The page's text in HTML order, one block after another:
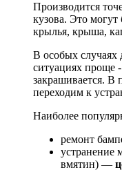
Производится
кузова. Это
крылья, крыша,
В особых случаях
ситуациях проще
закрашивается. В
переходим к
Наиболее
ремонт
устранение
вмятин) —